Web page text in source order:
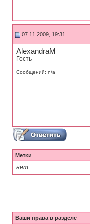
07.11.2009, 19:31
AlexandraM
Гость
Сообщений: n/a
Метки
нет
Ваши права в разделе